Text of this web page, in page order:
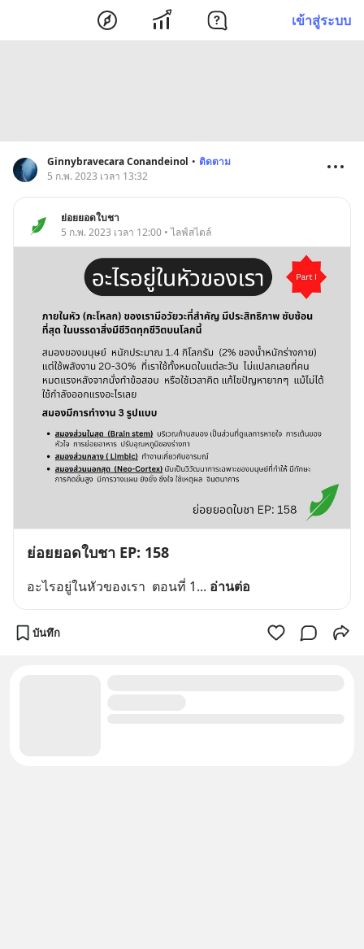
เข้าสู่ระบบ
Ginnybravecara Conandeinol • ติดตาม
5 ก.พ. 2023 เวลา 13:32
ย่อยยอดใบชา
5 ก.พ. 2023 เวลา 12:00 • ไลฟ์สไตล์
ย่อยยอดใบชา EP: 158
อะไรอยู่ในหัวของเรา  ตอนที่ 1... อ่านต่อ
บันทึก